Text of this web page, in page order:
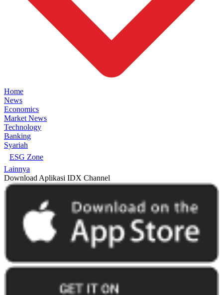
Home
News
Economics
Market News
Technology
Banking
Syariah
ESG Zone
Lainnya
Download Aplikasi IDX Channel